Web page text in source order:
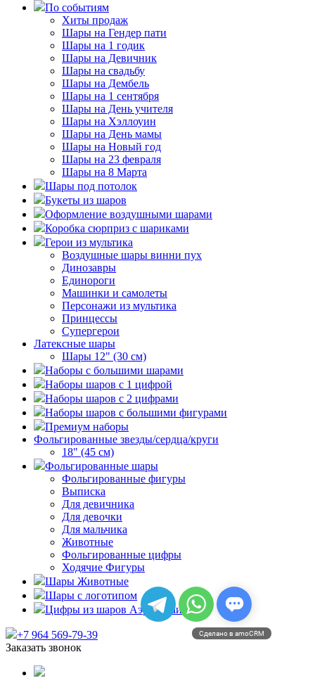
По событиям
Хиты продаж
Шары на Гендер пати
Шары на 1 годик
Шары на Девичник
Шары на свадьбу
Шары на Дембель
Шары на 1 сентября
Шары на День учителя
Шары на Хэллоуин
Шары на День мамы
Шары на Новый год
Шары на 23 февраля
Шары на 8 Марта
Шары под потолок
Букеты из шаров
Оформление воздушными шарами
Коробка сюрприз с шариками
Герои из мультика
Воздушные шары винни пух
Динозавры
Единороги
Машинки и самолеты
Персонажи из мультика
Принцессы
Супергерои
Латексные шары
Шары 12" (30 см)
Наборы с большими шарами
Наборы шаров с 1 цифрой
Наборы шаров с 2 цифрами
Наборы шаров с большими фигурами
Премиум наборы
Фольгированные звезды/сердца/круги
18" (45 см)
Фольгированные шары
Фольгированные фигуры
Выписка
Для девичника
Для девочки
Для мальчика
Животные
Фольгированные цифры
Ходячие Фигуры
Шары Животные
Шары с логотипом
Цифры из шаров Аэромозаика
+7 964 569-79-39
Заказать звонок
Сделано в amoCRM